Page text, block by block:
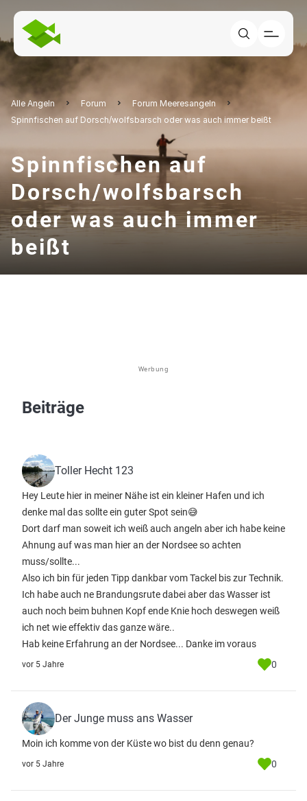
Alle Angeln Forum
Forum Meeresangeln
Spinnfischen auf Dorsch/wolfsbarsch oder was auch immer beißt
Spinnfischen auf
Dorsch/wolfsbarsch
oder was auch immer
beißt
Werbung
Beiträge
Toller Hecht 123
Hey Leute hier in meiner Nähe ist ein kleiner Hafen und ich
denke mal das sollte ein guter Spot sein😅
Dort darf man soweit ich weiß auch angeln aber ich habe keine
Ahnung auf was man hier an der Nordsee so achten
muss/sollte...
Also ich bin für jeden Tipp dankbar vom Tackel bis zur Technik.
Ich habe auch ne Brandungsrute dabei aber das Wasser ist
auch noch beim buhnen Kopf ende Knie hoch deswegen weiß
ich net wie effektiv das ganze wäre..
Hab keine Erfahrung an der Nordsee... Danke im voraus
vor 5 Jahre 0
Der Junge muss ans Wasser
Moin ich komme von der Küste wo bist du denn genau?
vor 5 Jahre 0